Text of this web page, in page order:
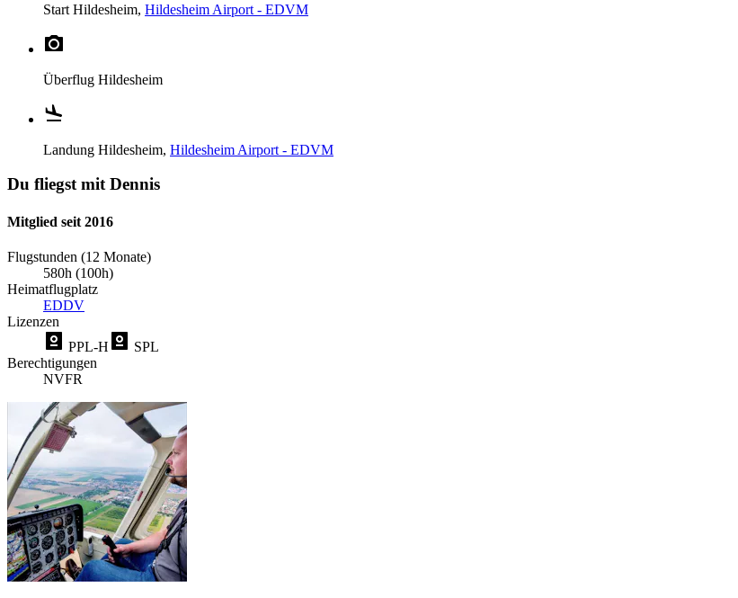
Start Hildesheim, Hildesheim Airport - EDVM
Überflug Hildesheim
Landung Hildesheim, Hildesheim Airport - EDVM
Du fliegst mit Dennis
Mitglied seit 2016
Flugstunden (12 Monate)
580h (100h)
Heimatflugplatz
EDDV
Lizenzen
PPL-H
SPL
Berechtigungen
NVFR